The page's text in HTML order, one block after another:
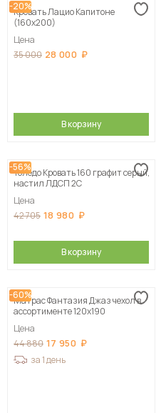
-20%
Кровать Лацио Капитоне
(160х200)
Цена
35 000 28 000
В корзину
-56%
Толедо Кровать 160 графит серый,
настил ЛДСП 2С
Цена
42 705 18 980
В корзину
-60%
Матрас Фантазия Джаз чехол в
ассортименте 120х190
Цена
44 880 17 950
за 1 день